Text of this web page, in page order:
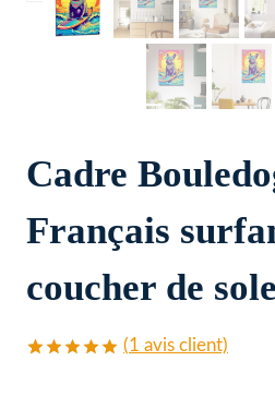
Cadre
Français
coucher de
(1 avis client)